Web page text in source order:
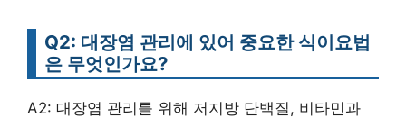
Q2: 대장염 관리에 있어 중요한 식이요법
은 무엇인가요?
A2: 대장염 관리를 위해 저지방 단백질, 비타민과